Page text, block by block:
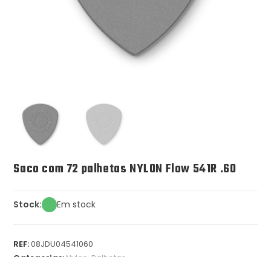
Saco com 72 palhetas NYLON Flow 541R .60
Stock: Em stock
REF:08JDU04541060